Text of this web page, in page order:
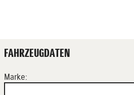
FAHRZEUGDATEN
Marke: